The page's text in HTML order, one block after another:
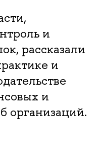
и
рассказали
и
и
организаций.